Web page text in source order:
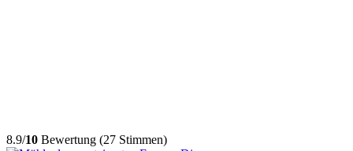
8.9/10 Bewertung (27 Stimmen)